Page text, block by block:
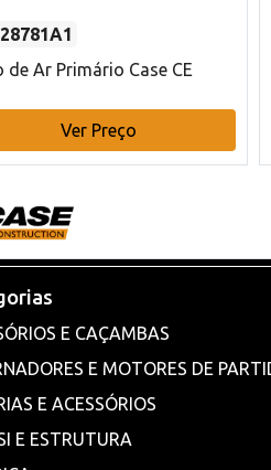
de Ar Primário Case CE
Ver Preço
E CAÇAMBAS
E MOTORES DE
E ACESSÓRIOS
E ESTRUTURA